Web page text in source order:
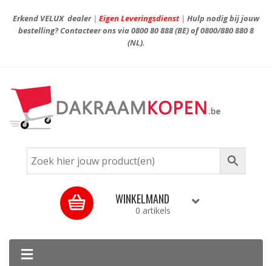
Erkend VELUX dealer| Eigen Leveringsdienst| Hulp nodig bij jouw
bestelling? Contacteer ons via0800 80 888(BE) of0800/880 880 8
(NL).
WINKELMAND
0 artikels